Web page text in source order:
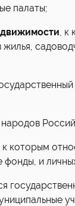
палаты;
, к
к которым
фонды, и